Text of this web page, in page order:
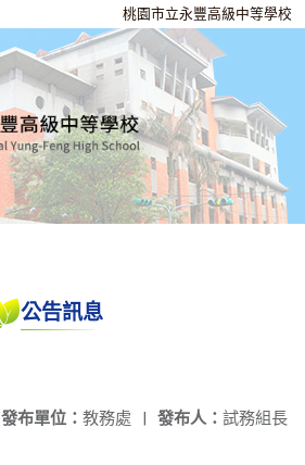
桃園市立永豐高級中等學校
公告訊息
發布人： 試務組長
發布單位： 教務處 |